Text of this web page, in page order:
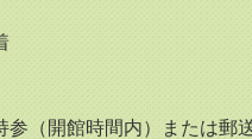
（開館時間内）または郵